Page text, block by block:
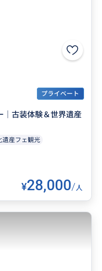
プライベート
｜古装体験＆世界遺産
遺産フェ観光
¥28,000/人